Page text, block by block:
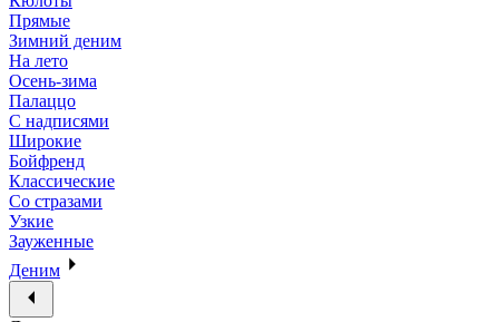
Прямые
Зимний деним
На лето
Осень-зима
Палаццо
С надписями
Широкие
Бойфренд
Классические
Со стразами
Узкие
Зауженные
Деним